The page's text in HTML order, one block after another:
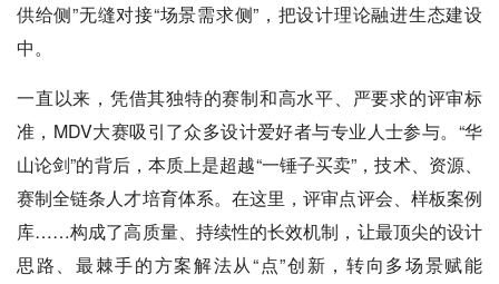
供给侧”无缝对接“场景需求侧”，把设计理论融进生态建设
中。
一直以来，凭借其独特的赛制和高水平、严要求的评审标
准，MDV大赛吸引了众多设计爱好者与专业人士参与。“华
山论剑”的背后，本质上是超越“一锤子买卖”，技术、资源、
赛制全链条人才培育体系。在这里，评审点评会、样板案例
库……构成了高质量、持续性的长效机制，让最顶尖的设计
思路、最棘手的方案解法从“点”创新，转向多场景赋能